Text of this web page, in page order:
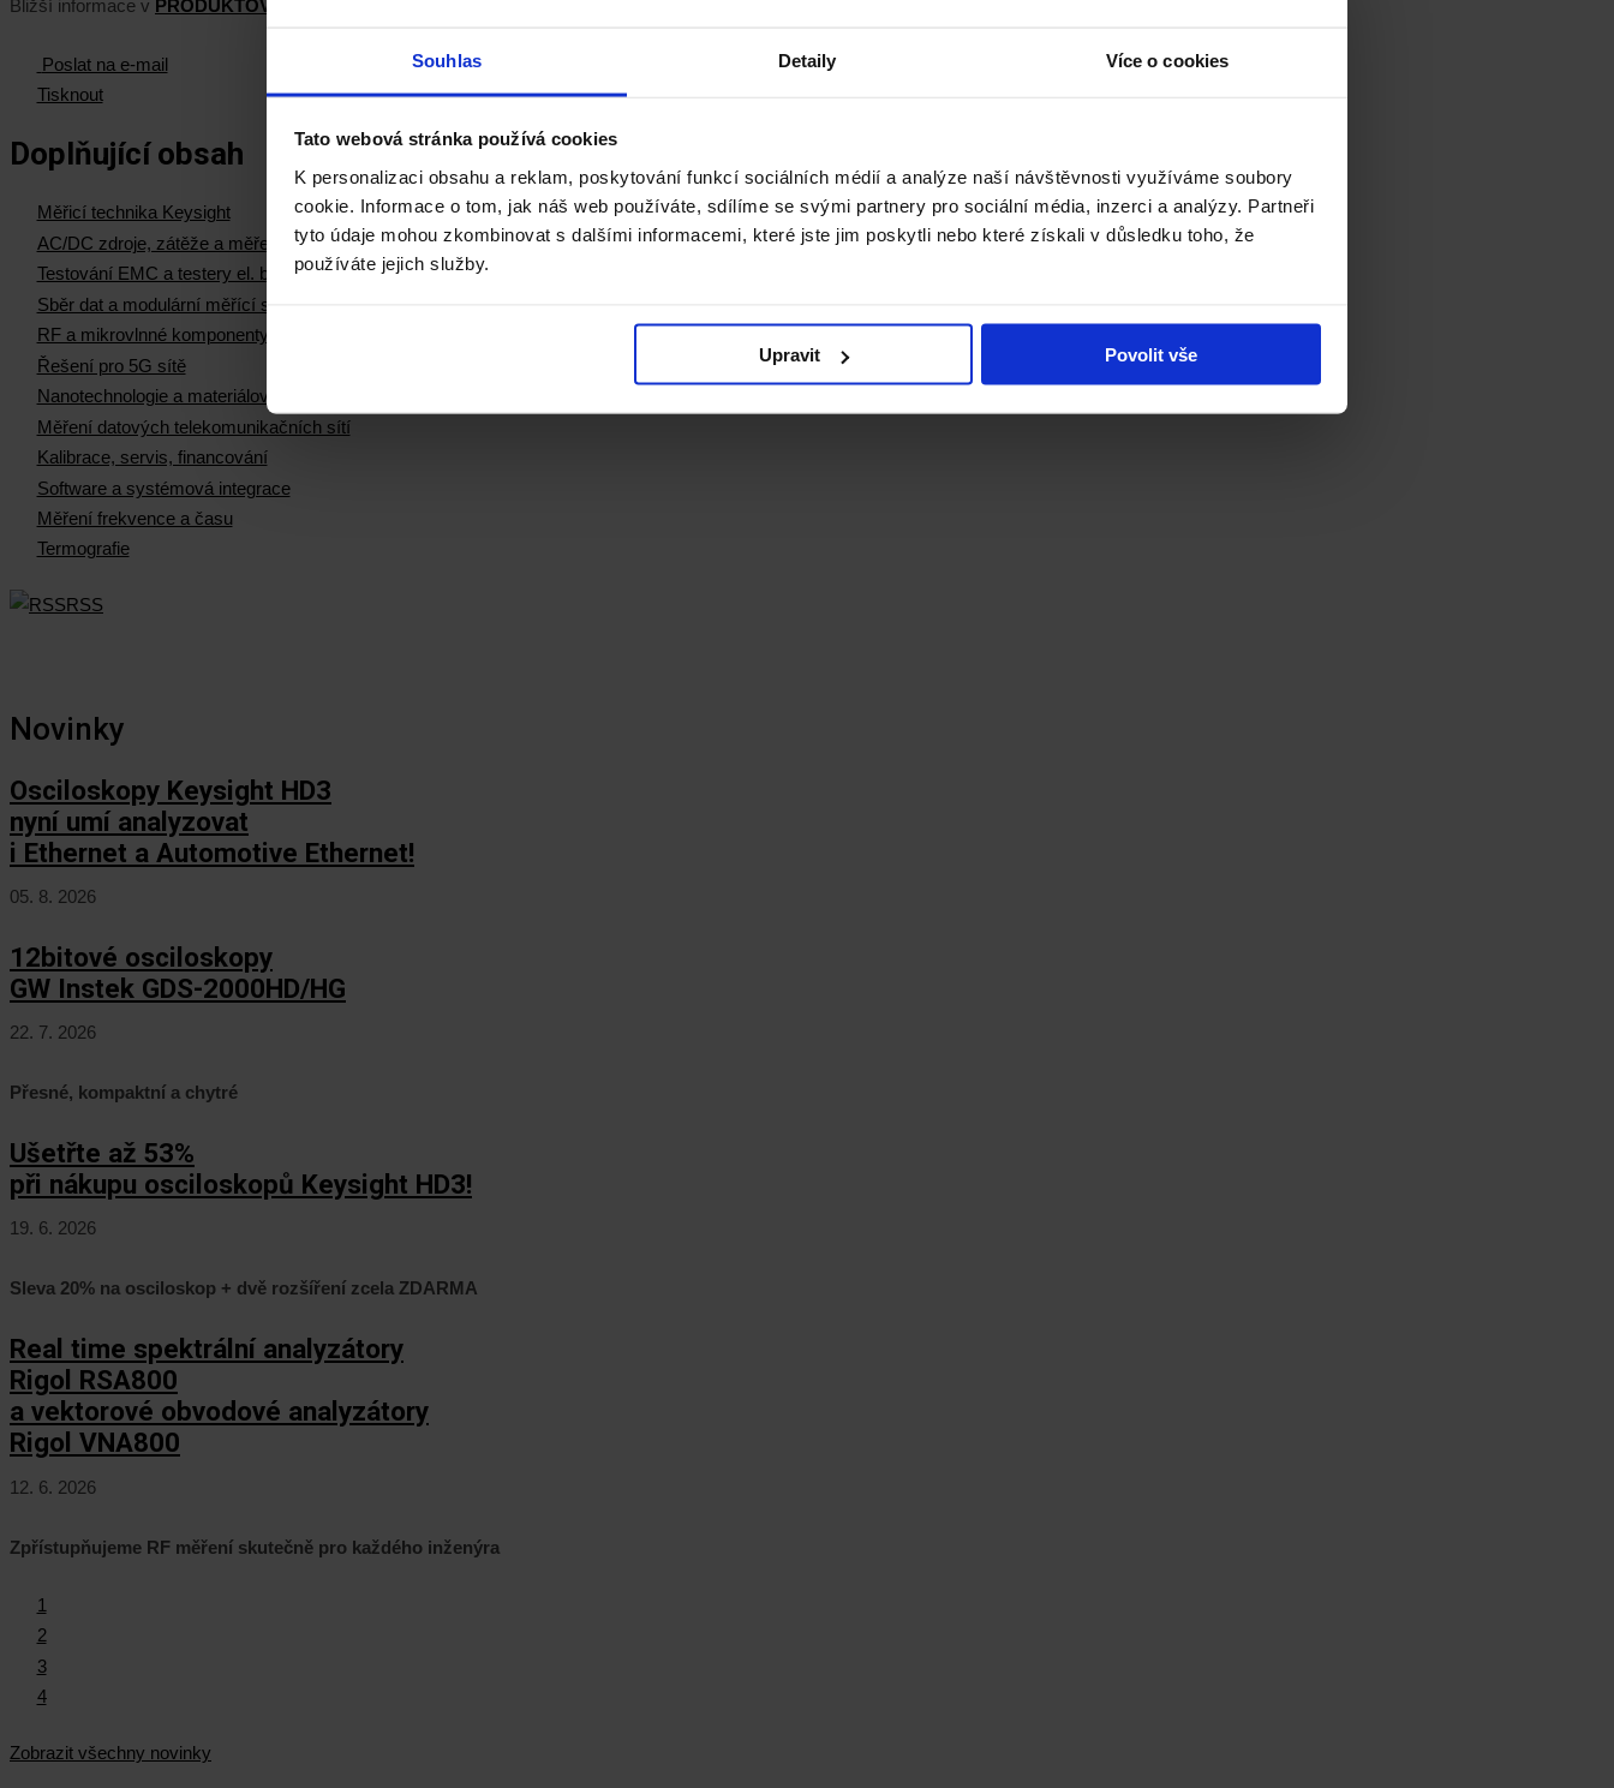
Souhlas Detaily Více o cookies
Tato webová stránka používá cookies
K personalizaci obsahu a reklam, poskytování funkcí sociálních médií a analýze naší návštěvnosti využíváme soubory
cookie. Informace o tom, jak náš web používáte, sdílíme se svými partnery pro sociální média, inzerci a analýzy. Partneři
tyto údaje mohou zkombinovat s dalšími informacemi, které jste jim poskytli nebo které získali v důsledku toho, že
používáte jejich služby.
Upravit Povolit vše
Bližší informace v PRODUKTOVÉM LISTU
Poslat na e-mail
Tisknout
Doplňující obsah
Měřicí technika Keysight
AC/DC zdroje, zátěže a měření el. výkonu
Testování EMC a testery el. bezpečnosti
Sběr dat a modulární měřící systémy
RF a mikrovlnné komponenty
Řešení pro 5G sítě
Nanotechnologie a materiálová měření
Měření datových telekomunikačních sítí
Kalibrace, servis, financování
Software a systémová integrace
Měření frekvence a času
Termografie
RSS
Novinky
Osciloskopy Keysight HD3
nyní umí analyzovat
i Ethernet a Automotive Ethernet!
05. 8. 2026
12bitové osciloskopy
GW Instek GDS-2000HD/HG
22. 7. 2026
Přesné, kompaktní a chytré
Ušetřte až 53%
při nákupu osciloskopů Keysight HD3!
19. 6. 2026
Sleva 20% na osciloskop + dvě rozšíření zcela ZDARMA
Real time spektrální analyzátory
Rigol RSA800
a vektorové obvodové analyzátory
Rigol VNA800
12. 6. 2026
Zpřístupňujeme RF měření skutečně pro každého inženýra
1
2
3
4
Zobrazit všechny novinky